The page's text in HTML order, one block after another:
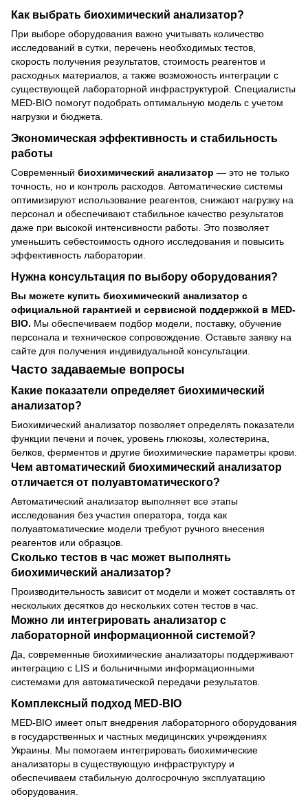
Как выбрать биохимический анализатор?
При выборе оборудования важно учитывать количество
исследований в сутки, перечень необходимых тестов,
скорость получения результатов, стоимость реагентов и
расходных материалов, а также возможность интеграции с
существующей лабораторной инфраструктурой. Специалисты
MED-BIO помогут подобрать оптимальную модель с учетом
нагрузки и бюджета.
Экономическая эффективность и стабильность
работы
Современный биохимический анализатор — это не только
точность, но и контроль расходов. Автоматические системы
оптимизируют использование реагентов, снижают нагрузку на
персонал и обеспечивают стабильное качество результатов
даже при высокой интенсивности работы. Это позволяет
уменьшить себестоимость одного исследования и повысить
эффективность лаборатории.
Нужна консультация по выбору оборудования?
Вы можете купить биохимический анализатор с
официальной гарантией и сервисной поддержкой в MED-
BIO. Мы обеспечиваем подбор модели, поставку, обучение
персонала и техническое сопровождение. Оставьте заявку на
сайте для получения индивидуальной консультации.
Часто задаваемые вопросы
Какие показатели определяет биохимический
анализатор?
Биохимический анализатор позволяет определять показатели
функции печени и почек, уровень глюкозы, холестерина,
белков, ферментов и другие биохимические параметры крови.
Чем автоматический биохимический анализатор
отличается от полуавтоматического?
Автоматический анализатор выполняет все этапы
исследования без участия оператора, тогда как
полуавтоматические модели требуют ручного внесения
реагентов или образцов.
Сколько тестов в час может выполнять
биохимический анализатор?
Производительность зависит от модели и может составлять от
нескольких десятков до нескольких сотен тестов в час.
Можно ли интегрировать анализатор с
лабораторной информационной системой?
Да, современные биохимические анализаторы поддерживают
интеграцию с LIS и больничными информационными
системами для автоматической передачи результатов.
Комплексный подход MED-BIO
MED-BIO имеет опыт внедрения лабораторного оборудования
в государственных и частных медицинских учреждениях
Украины. Мы помогаем интегрировать биохимические
анализаторы в существующую инфраструктуру и
обеспечиваем стабильную долгосрочную эксплуатацию
оборудования.